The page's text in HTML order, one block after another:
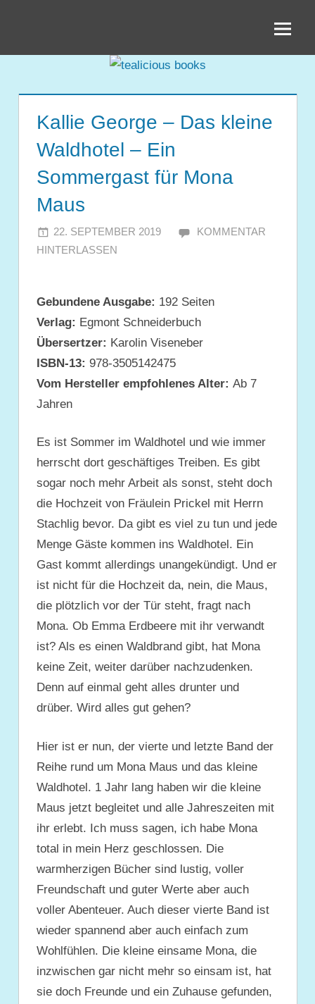
books
Kallie George – Das kleine
Waldhotel – Ein
Sommergast für Mona
Maus
22. SEPTEMBER 2019 JULIA
KOMMENTAR
HINTERLASSEN
Gebundene Ausgabe: 192 Seiten
Verlag: Egmont Schneiderbuch
Übersertzer: Karolin Viseneber
ISBN-13: 978-3505142475
Vom Hersteller empfohlenes Alter: Ab 7
Jahren
Es ist Sommer im Waldhotel und wie immer
herrscht dort geschäftiges Treiben. Es gibt
sogar noch mehr Arbeit als sonst, steht doch
die Hochzeit von Fräulein Prickel mit Herrn
Stachlig bevor. Da gibt es viel zu tun und jede
Menge Gäste kommen ins Waldhotel. Ein
Gast kommt allerdings unangekündigt. Und er
ist nicht für die Hochzeit da, nein, die Maus,
die plötzlich vor der Tür steht, fragt nach
Mona. Ob Emma Erdbeere mit ihr verwandt
ist? Als es einen Waldbrand gibt, hat Mona
keine Zeit, weiter darüber nachzudenken.
Denn auf einmal geht alles drunter und
drüber. Wird alles gut gehen?
Hier ist er nun, der vierte und letzte Band der
Reihe rund um Mona Maus und das kleine
Waldhotel. 1 Jahr lang haben wir die kleine
Maus jetzt begleitet und alle Jahreszeiten mit
ihr erlebt. Ich muss sagen, ich habe Mona
total in mein Herz geschlossen. Die
warmherzigen Bücher sind lustig, voller
Freundschaft und guter Werte aber auch
voller Abenteuer. Auch dieser vierte Band ist
wieder spannend aber auch einfach zum
Wohlfühlen. Die kleine einsame Mona, die
inzwischen gar nicht mehr so einsam ist, hat
sie doch Freunde und ein Zuhause gefunden,